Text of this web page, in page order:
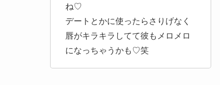
ね♡
デートとかに使ったらさりげなく
唇がキラキラしてて彼もメロメロ
になっちゃうかも♡笑